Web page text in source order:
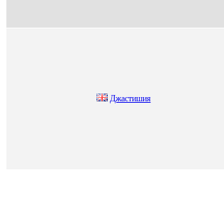
Джастишия